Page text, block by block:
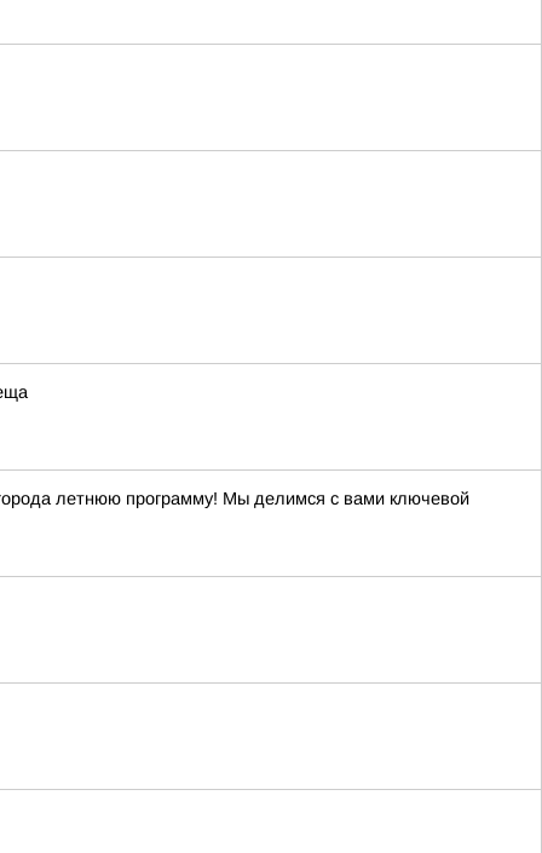
летнюю программу! Мы делимся с вами ключевой